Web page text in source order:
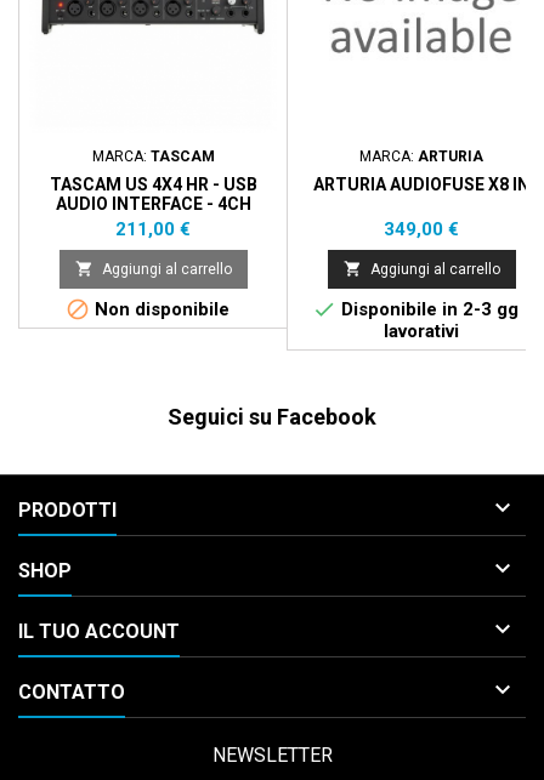
MARCA: TASCAM
TASCAM US 4X4 HR - USB
AUDIO INTERFACE - 4CH
Prezzo
211,00 €
 Aggiungi al carrello
 Non disponibile
MARCA: ARTURIA
ARTURIA AUDIOFUSE X8 IN
Prezzo
349,00 €
 Aggiungi al carrello
 Disponibile in 2-3 gg
lavorativi
Seguici su Facebook
PRODOTTI 
SHOP 
IL TUO ACCOUNT 
CONTATTO 
NEWSLETTER